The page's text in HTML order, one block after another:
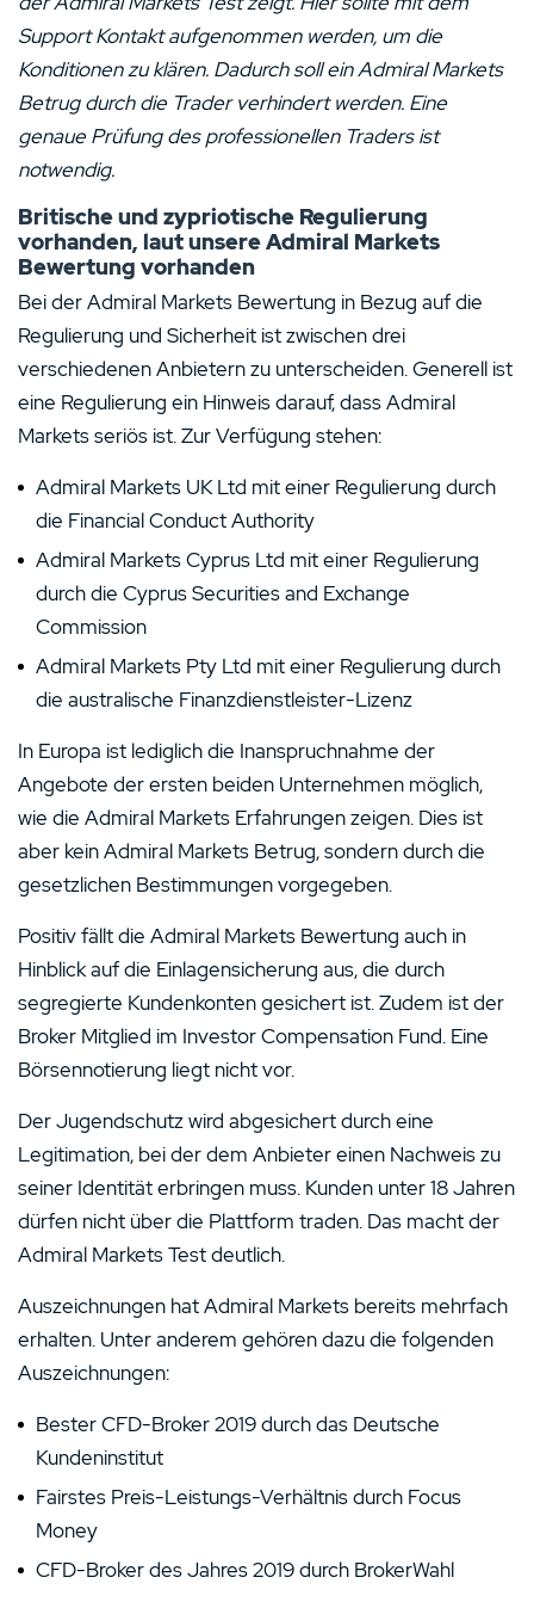
Support Kontakt aufgenommen werden, um die
Konditionen zu klären. Dadurch soll ein Admiral Markets
Betrug durch die Trader verhindert werden. Eine
genaue Prüfung des professionellen Traders ist
notwendig.
Britische und zypriotische Regulierung
vorhanden, laut unsere Admiral Markets
Bewertung vorhanden
Bei der Admiral Markets Bewertung in Bezug auf die
Regulierung und Sicherheit ist zwischen drei
verschiedenen Anbietern zu unterscheiden. Generell ist
eine Regulierung ein Hinweis darauf, dass Admiral
Markets seriös ist. Zur Verfügung stehen:
Admiral Markets UK Ltd mit einer Regulierung durch
die Financial Conduct Authority
Admiral Markets Cyprus Ltd mit einer Regulierung
durch die Cyprus Securities and Exchange
Commission
Admiral Markets Pty Ltd mit einer Regulierung durch
die australische Finanzdienstleister-Lizenz
In Europa ist lediglich die Inanspruchnahme der
Angebote der ersten beiden Unternehmen möglich,
wie die Admiral Markets Erfahrungen zeigen. Dies ist
aber kein Admiral Markets Betrug, sondern durch die
gesetzlichen Bestimmungen vorgegeben.
Positiv fällt die Admiral Markets Bewertung auch in
Hinblick auf die Einlagensicherung aus, die durch
segregierte Kundenkonten gesichert ist. Zudem ist der
Broker Mitglied im Investor Compensation Fund. Eine
Börsennotierung liegt nicht vor.
Der Jugendschutz wird abgesichert durch eine
Legitimation, bei der dem Anbieter einen Nachweis zu
seiner Identität erbringen muss. Kunden unter 18 Jahren
dürfen nicht über die Plattform traden. Das macht der
Admiral Markets Test deutlich.
Auszeichnungen hat Admiral Markets bereits mehrfach
erhalten. Unter anderem gehören dazu die folgenden
Auszeichnungen:
Bester CFD-Broker 2019 durch das Deutsche
Kundeninstitut
Fairstes Preis-Leistungs-Verhältnis durch Focus
Money
CFD-Broker des Jahres 2019 durch BrokerWahl